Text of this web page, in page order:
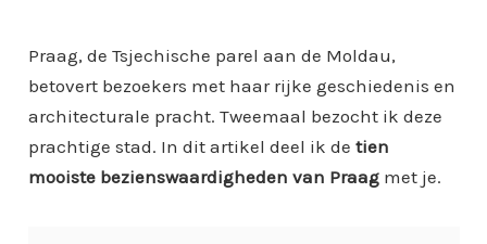
Praag, de Tsjechische parel aan de Moldau,
betovert bezoekers met haar rijke geschiedenis en
architecturale pracht. Tweemaal bezocht ik deze
prachtige stad. In dit artikel deel ik de tien
mooiste bezienswaardigheden van Praagmet je.